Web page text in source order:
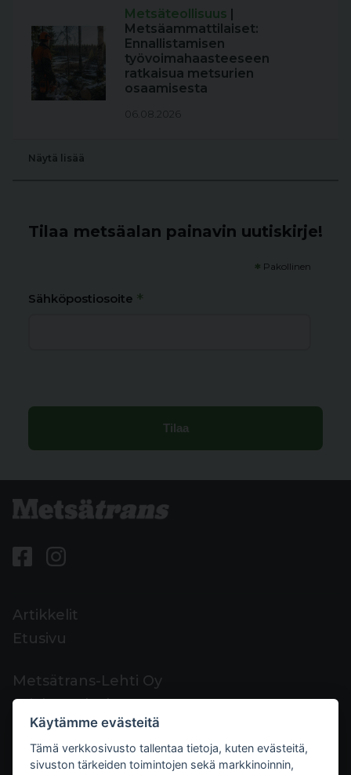
Metsäteollisuus |
Metsäammattilaiset:
Ennallistamisen
työvoimahaasteeseen
ratkaisua metsurien
osaamisesta
06.08.2026
Näytä lisää
Tilaa metsäalan painavin uutiskirje!
* Pakollinen
Sähköpostiosoite *
Artikkelit
Etusivu
Metsätrans-Lehti Oy
Asiakaspalvelu
Yhteystiedot
Palaute
Käytämme evästeitä
Tämä verkkosivusto tallentaa tietoja, kuten evästeitä,
sivuston tärkeiden toimintojen sekä markkinoinnin,